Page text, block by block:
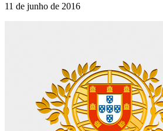
11 de junho de 2016